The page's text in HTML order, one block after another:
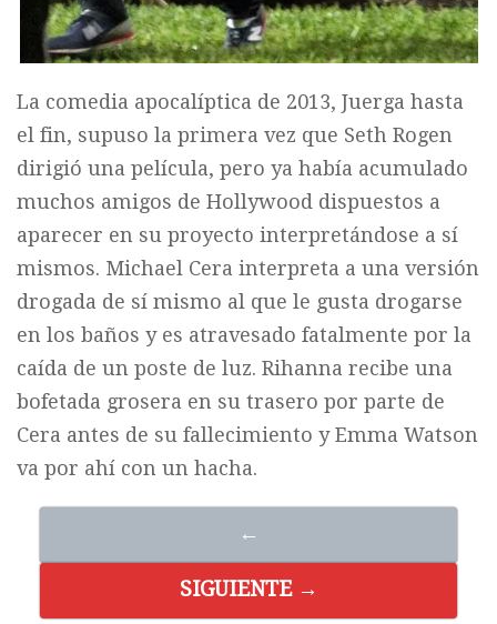
La comedia apocalíptica de 2013, Juerga hasta
el fin, supuso la primera vez que Seth Rogen
dirigió una película, pero ya había acumulado
muchos amigos de Hollywood dispuestos a
aparecer en su proyecto interpretándose a sí
mismos. Michael Cera interpreta a una versión
drogada de sí mismo al que le gusta drogarse
en los baños y es atravesado fatalmente por la
caída de un poste de luz. Rihanna recibe una
bofetada grosera en su trasero por parte de
Cera antes de su fallecimiento y Emma Watson
va por ahí con un hacha.
←
SIGUIENTE →